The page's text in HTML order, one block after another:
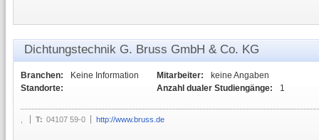
Dichtungstechnik G. Bruss GmbH & Co. KG
Branchen:
Keine Information
Standorte:
Mitarbeiter:
keine Angaben
Anzahl dualer Studiengänge:
1
T: 04107 59-0 http://www.bruss.de